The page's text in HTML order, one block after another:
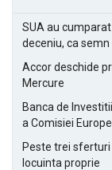
SUA au
deceniu, ca
Accor deschide
Mercure
Banca de
a Comisiei
Peste trei
locuinta proprie